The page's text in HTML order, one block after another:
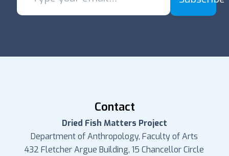
Contact
Dried Fish Matters Project
Department of Anthropology, Faculty of Arts
432 Fletcher Argue Building, 15 Chancellor Circle